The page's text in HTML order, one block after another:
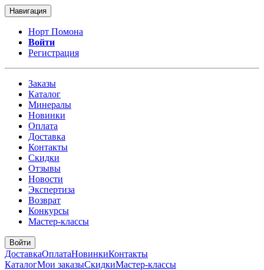
Навигация
Норт Помона
Войти
Регистрация
Заказы
Каталог
Минералы
Новинки
Оплата
Доставка
Контакты
Скидки
Отзывы
Новости
Экспертиза
Возврат
Конкурсы
Мастер-классы
Войти
ДоставкаОплатаНовинкиКонтакты
КаталогМои заказыСкидкиМастер-классы